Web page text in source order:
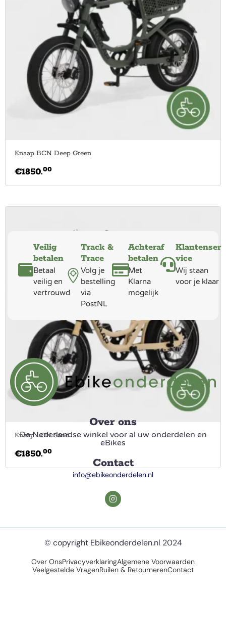
Knaap BCN Deep Green
€1850.00
Knaap LON Sand
€1850.00
Veilig
betalen
Betaal
veilig en
vertrouwd
Track &
Trace
Volg je
bestelling
via
PostNL
Achteraf
betalen
Met
Klarna
mogelijk
Klantenser
vice
Wij staan
voor je klaar
Over ons
De Nederlandse winkel voor al uw onderdelen en
eBikes
Contact
info@ebikeonderdelen.nl
© copyright Ebikeonderdelen.nl 2024
Over OnsPrivacyverklaringAlgemene Voorwaarden
Veelgestelde VragenRuilen & RetournerenContact